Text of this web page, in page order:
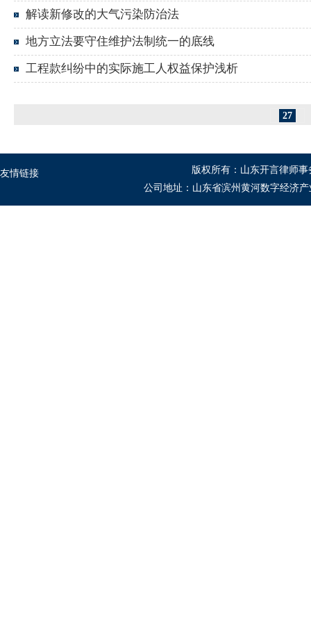
解读新修改的大气污染防治法
地方立法要守住维护法制统一的底线
工程款纠纷中的实际施工人权益保护浅析
27
版权所有：山东开言律师
公司地址：山东省滨州黄河数字经济产
友情链接